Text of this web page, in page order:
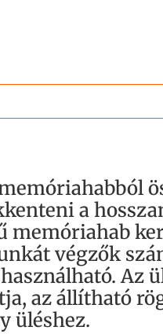
a
memóriahab
végzők
Az
az állítható
üléshez.